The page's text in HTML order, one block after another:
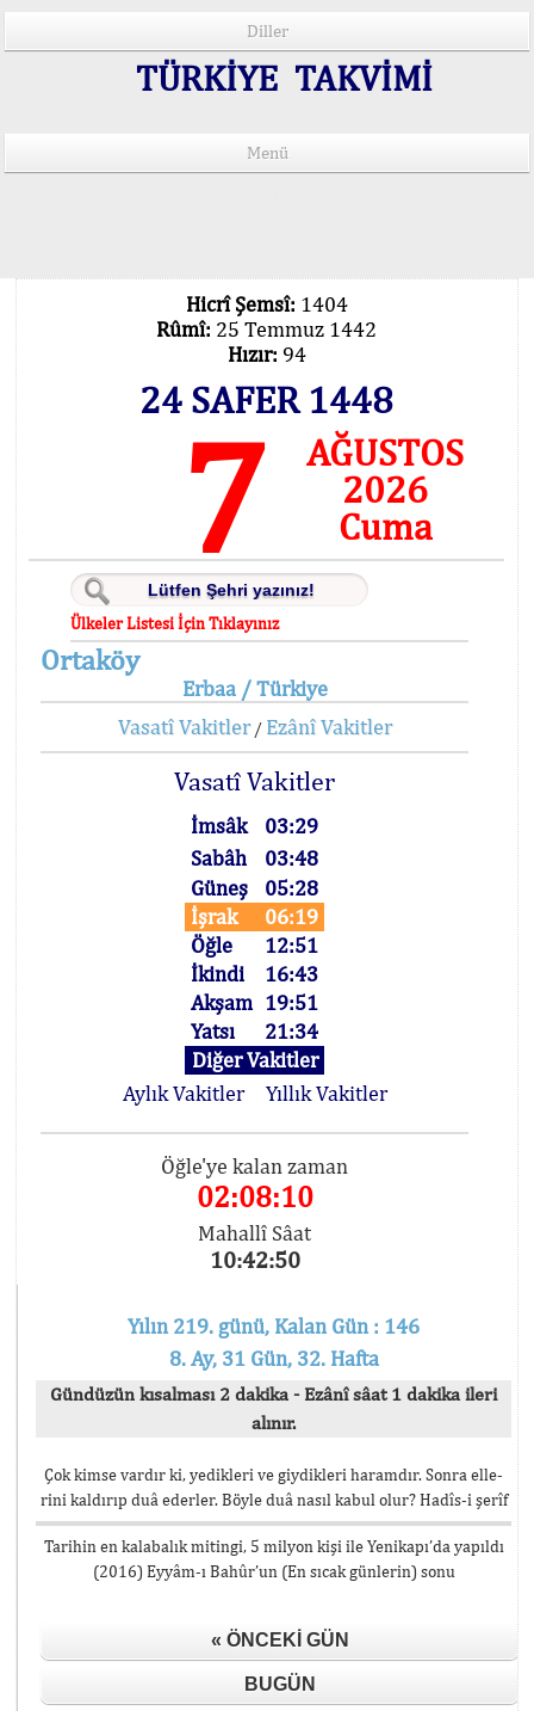
Diller
TÜRKİYE TAKVİMİ
Menü
Hicrî Şemsî: 1404
Rûmî: 25 Temmuz 1442
Hızır: 94
24 SAFER 1448
7
AĞUSTOS
2026
Cuma
Ülkeler Listesi İçin Tıklayınız
Ortaköy
Erbaa / Türkiye
Vasatî Vakitler/ Ezânî Vakitler
Vasatî Vakitler
İmsâk
03:29
Sabâh
03:48
Güneş
05:28
İşrak
06:19
Öğle
12:51
İkindi
16:43
Akşam 19:51
Yatsı
21:34
Diğer Vakitler
Aylık Vakitler
Yıllık Vakitler
Öğle'ye kalan zaman
02:08:09
Mahallî Sâat
10:42:51
Yılın 219. günü, Kalan Gün : 146
8. Ay, 31 Gün, 32. Hafta
Gündüzün kısalması 2 dakika - Ezânî sâat 1 dakika ileri
alınır.
Çok kimse vardır ki, yedikleri ve giydikleri haramdır. Sonra elle-
rini kaldırıp duâ ederler. Böyle duâ nasıl kabul olur? Hadîs-i şerîf
Tarihin en kalabalık mitingi, 5 milyon kişi ile Yenikapı’da yapıldı
(2016) Eyyâm-ı Bahûr’un (En sıcak günlerin) sonu
« ÖNCEKI GÜN
BUGÜN